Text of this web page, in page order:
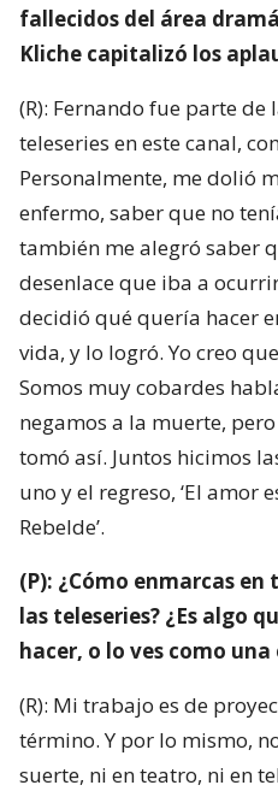
fallecidos del área
Kliche capitalizó los
(R): Fernando fue parte de
teleseries en este canal,
Personalmente, me dolió
enfermo, saber que no
también me alegró saber
desenlace que iba a
decidió qué quería hacer
vida, y lo logró. Yo creo
Somos muy cobardes
negamos a la muerte,
tomó así. Juntos hicimos
uno y el regreso, ‘El amor
Rebelde’.
(P): ¿Cómo enmarcas
las teleseries? ¿Es algo
hacer, o lo ves como
(R): Mi trabajo es de
término. Y por lo mismo,
suerte, ni en teatro, ni en